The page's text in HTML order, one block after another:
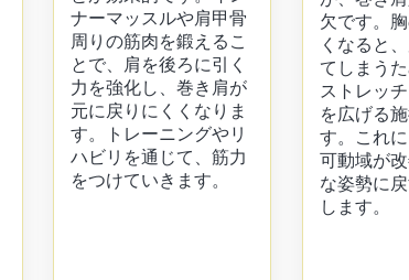
ナーマッスルや肩甲骨
周りの筋肉を鍛えるこ
とで、肩を後ろに引く
力を強化し、巻き肩が
元に戻りにくくなりま
す。トレーニングやリ
ハビリを通じて、筋力
をつけていきます。
欠です。
くなると
てしまう
ストレッ
を広げる
す。これ
可動域が
な姿勢に
します。